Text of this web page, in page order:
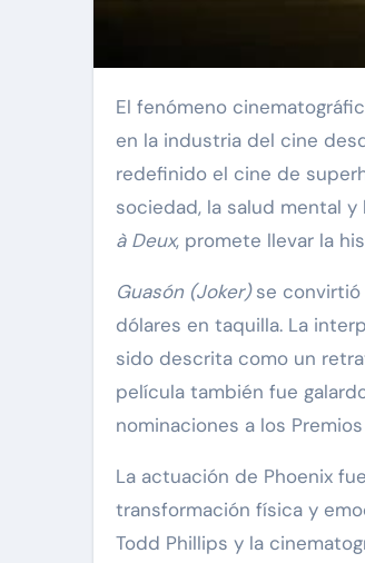
El fenómeno
en la industria del cine
redefinido el cine de
sociedad, la salud mental
à Deux, promete llevar la
Guasón (Joker)se convirtió
dólares en taquilla. La
sido descrita como un
película también fue
nominaciones a los
La actuación de Phoenix
transformación física y
Todd Phillips y la